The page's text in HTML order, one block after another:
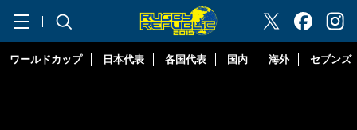
"ラグビーリパブリック"
ワールドカップ 日本代表 各国代表 国内 海外 セブンズ